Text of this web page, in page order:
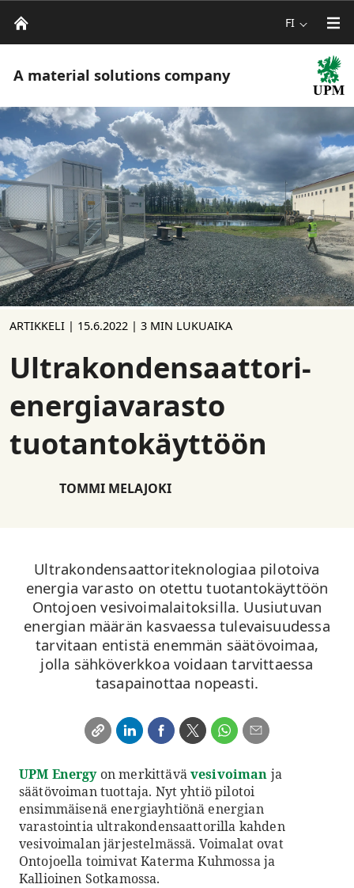
FI
A material solutions company
ARTIKKELI | 15.6.2022 | 3 MIN LUKUAIKA
Ultrakondensaattori-
energiavarasto
tuotantokäyttöön
TOMMI MELAJOKI
Ultrakondensaattoriteknologiaa pilotoiva
energia varasto on otettu tuotantokäyttöön
Ontojoen vesivoimalaitoksilla. Uusiutuvan
energian määrän kasvaessa tulevaisuudessa
tarvitaan entistä enemmän säätövoimaa,
jolla sähköverkkoa voidaan tarvittaessa
tasapainottaa nopeasti.
UPM Energyon merkittävävesivoiman ja
säätövoiman tuottaja. Nyt yhtiö pilotoi
ensimmäisenä energiayhtiönä energian
varastointia ultrakondensaattorilla kahden
vesivoimalan järjestelmässä. Voimalat ovat
Ontojoella toimivat Katerma Kuhmossa ja
Kallioinen Sotkamossa.